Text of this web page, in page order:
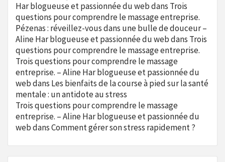
Har blogueuse et passionnée du webdans Trois
questions pour comprendre le massage entreprise.
Pézenas : réveillez-vous dans une bulle de douceur –
Aline Har blogueuse et passionnée du webdans Trois
questions pour comprendre le massage entreprise.
Trois questions pour comprendre le massage
entreprise. – Aline Har blogueuse et passionnée du
webdans Les bienfaits de la course à pied sur la santé
mentale : un antidote au stress
Trois questions pour comprendre le massage
entreprise. – Aline Har blogueuse et passionnée du
webdansComment gérer son stress rapidement ?